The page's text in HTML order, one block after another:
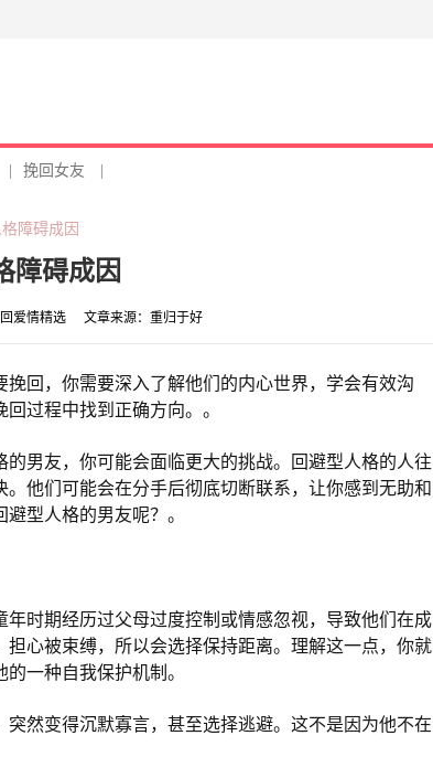
挽回女友
障碍成因
障碍成因
爱情精选 文章来源： 重归于好
回，你需要深入了解他们的内心世界，学会有效沟
过程中找到正确方向。。
男友，你可能会面临更大的挑战。回避型人格的人往
他们可能会在分手后彻底切断联系，让你感到无助和
型人格的男友呢？。
时期经历过父母过度控制或情感忽视，导致他们在成
心被束缚，所以会选择保持距离。理解这一点，你就
一种自我保护机制。
然变得沉默寡言，甚至选择逃避。这不是因为他不在